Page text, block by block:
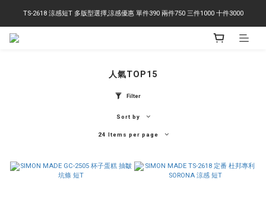
右下角訂閱LINE即享95折優惠
TS-2618 涼感短T 多版型選擇,涼感優惠 單件390 兩件750 三件1000 十件3000
人氣TOP15
Filter
Sort by
24 Items per page